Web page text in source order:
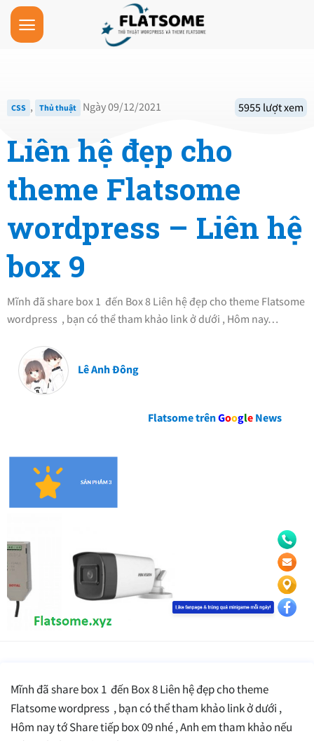
Skip
content
CSS , Thủ thuật Ngày 09/12/2021 5955 lượt xem
Liên hệ đẹp cho
theme Flatsome
wordpress – Liên hệ
box 9
Mĩnh đã share box 1 đến Box 8 Liên hệ đẹp cho theme Flatsome
wordpress , bạn có thể tham khảo link ở dưới , Hôm nay…
Lê Anh Đông
Flatsome trênGoogle News
Mĩnh đã share box 1 đến Box 8 Liên hệ đẹp cho theme
Flatsome wordpress , bạn có thể tham khảo link ở dưới ,
Hôm nay tớ Share tiếp box 09 nhé , Anh em tham khảo nếu